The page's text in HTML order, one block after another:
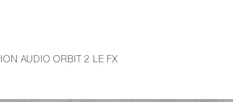
AUDIO ORBIT 2 LE FX